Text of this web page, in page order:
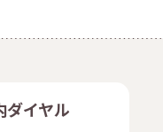
ダイヤル